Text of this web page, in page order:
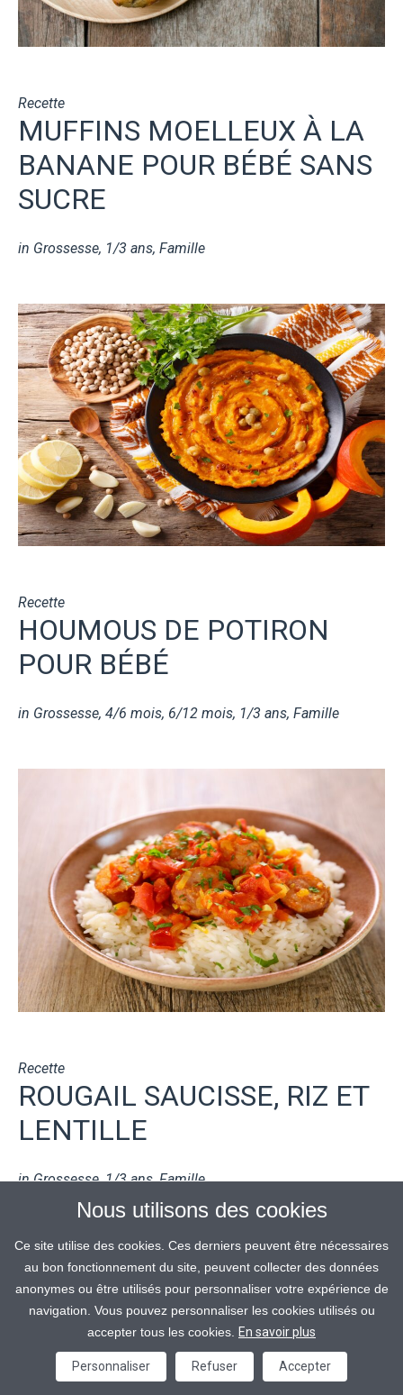
Recette
MUFFINS MOELLEUX À LA
BANANE POUR BÉBÉ SANS
SUCRE
in Grossesse, 1/3 ans, Famille
Recette
HOUMOUS DE POTIRON
POUR BÉBÉ
in Grossesse, 4/6 mois, 6/12 mois, 1/3 ans, Famille
Recette
ROUGAIL SAUCISSE, RIZ ET
LENTILLE
inGrossesse,1/3 ans,Famille
Nous utilisons des cookies
Ce site utilise des cookies. Ces derniers peuvent être nécessaires
au bon fonctionnement du site, peuvent collecter des données
anonymes ou être utilisés pour personnaliser votre expérience de
navigation. Vous pouvez personnaliser les cookies utilisés ou
accepter tous les cookies.
En savoir plus
Personnaliser Refuser Accepter